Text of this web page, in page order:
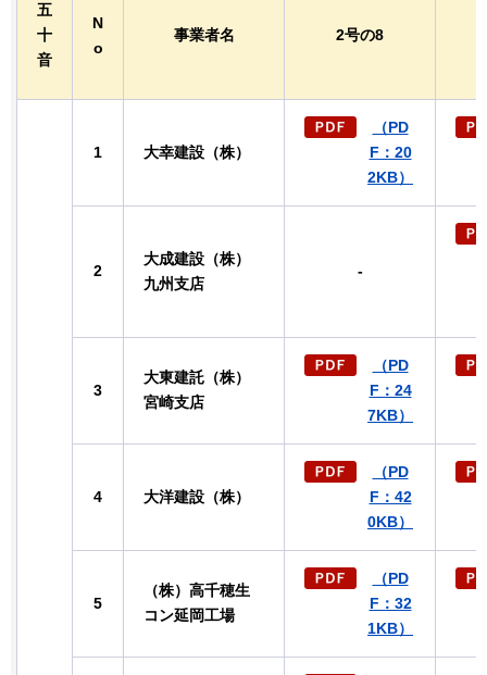
五
十
音
N
o
事業者名 2号の8
1 大幸建設（株）
（PD
F：20
2KB）
2
大成建設（株）
九州支店
-
3
大東建託（株）
宮崎支店
（PD
F：24
7KB）
4 大洋建設（株）
（PD
F：42
0KB）
5
（株）高千穂生
コン延岡工場
（PD
F：32
1KB）